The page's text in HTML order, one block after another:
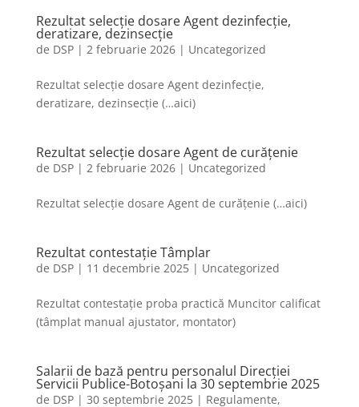
Rezultat selecție dosare Agent dezinfecție,
deratizare, dezinsecție
de DSP| 2 februarie 2026| Uncategorized
Rezultat selecție dosare Agent dezinfecție,
deratizare, dezinsecție (…aici)
Rezultat selecție dosare Agent de curățenie
de DSP| 2 februarie 2026| Uncategorized
Rezultat selecție dosare Agent de curățenie (…aici)
Rezultat contestație Tâmplar
de DSP| 11 decembrie 2025| Uncategorized
Rezultat contestație proba practică Muncitor calificat
(tâmplat manual ajustator, montator)
Salarii de bază pentru personalul Direcției
Servicii Publice-Botoșani la 30 septembrie 2025
de DSP| 30 septembrie 2025| Regulamente,